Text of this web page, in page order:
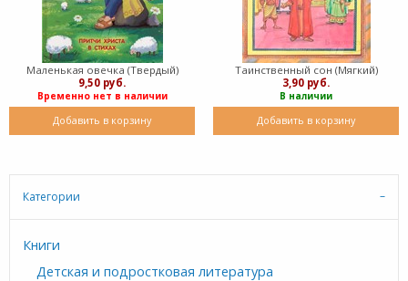
Маленькая овечка (Твердый)
9,50 руб.
Временно нет в наличии
Добавить в корзину
Таинственный сон (Мягкий)
3,90 руб.
В наличии
Добавить в корзину
Категории
Книги
Детская и подростковая литература